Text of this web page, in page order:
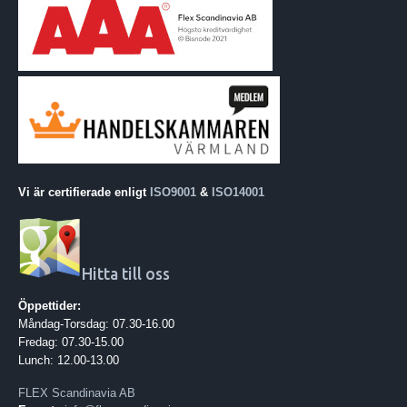
Vi är certifierade enligt ISO9001 & ISO14001
Hitta till oss
Öppettider:
Måndag-Torsdag: 07.30-16.00
Fredag: 07.30-15.00
Lunch: 12.00-13.00
FLEX Scandinavia AB